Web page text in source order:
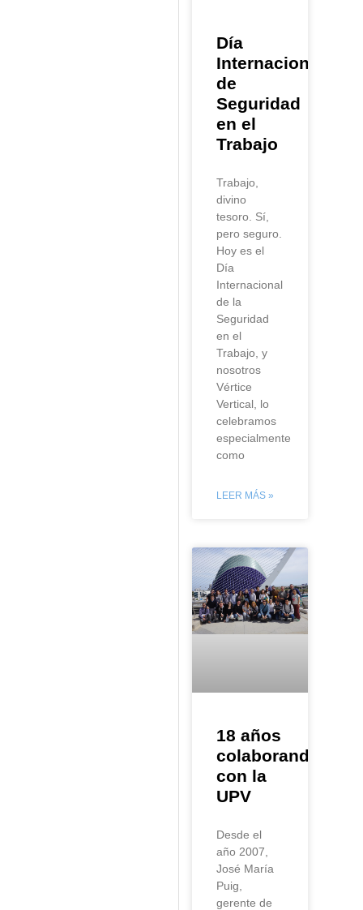
Día
Internacional
de
Seguridad
en el
Trabajo
Trabajo,
divino
tesoro. Sí,
pero seguro.
Hoy es el
Día
Internacional
de la
Seguridad
en el
Trabajo, y
nosotros
Vértice
Vertical, lo
celebramos
especialmente
como
LEER MÁS »
18 años
colaborando
con la
UPV
Desde el
año 2007,
José María
Puig,
gerente de